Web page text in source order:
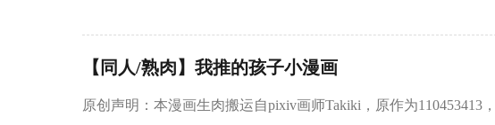
【同人/熟肉】我推的孩子小漫画
原创声明：本漫画生肉搬运自pixiv画师Takiki，原作为110453413